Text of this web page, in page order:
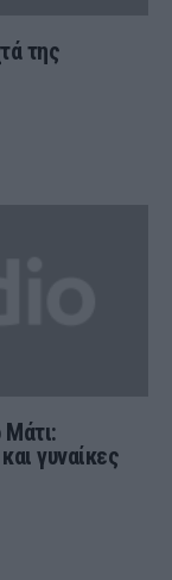
της
Μάτι:
γυναίκες